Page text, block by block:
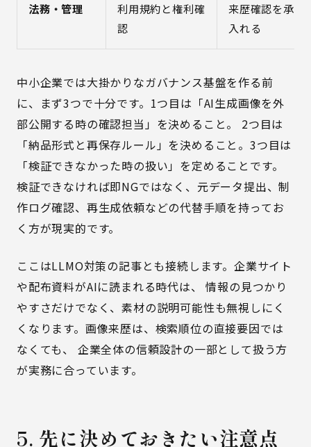
法務・管理
利用規約と権利確
認
来歴確認を承認
入れる
中小企業では大掛かりなガバナンス基盤を作る前
に、まず3つで十分です。1つ目は「AI生成画像を外
部公開する時の確認担当」を決めること。 2つ目は
「納品形式と再保存ルール」を決めること。3つ目は
「検証できなかった時の扱い」を定めることです。
検証できなければ即NGではなく、元データ提出、制
作ログ確認、再生成依頼などの代替手順を持ってお
く方が現実的です。
ここはLLMO対策の記事とも接続します。企業サイト
や配布資料がAIに読まれる時代は、 情報の見つかり
やすさだけでなく、素材の説明可能性も無視しにく
くなります。画像来歴は、検索順位の直接要因では
なくても、 企業全体の信頼設計の一部として扱う方
が実務に合っています。
5. 先に決めておきたい注意点